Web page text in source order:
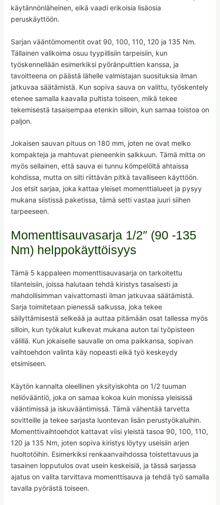
käytännönläheinen, eikä vaadi erikoisia lisäosia
peruskäyttöön.
Sarjan vääntömomentit ovat 90, 100, 110, 120 ja 135 Nm.
Tällainen valikoima osuu tyypillisiin tarpeisiin, kun
työskennellään esimerkiksi pyöränpulttien kanssa, ja
tavoitteena on päästä lähelle valmistajan suosituksia ilman
jatkuvaa säätämistä. Kun sopiva sauva on valittu, työskentely
etenee samalla kaavalla pultista toiseen, mikä tekee
tekemisestä tasaisempaa etenkin silloin, kun samaa toistoa on
paljon.
Jokaisen sauvan pituus on 180 mm, joten ne ovat melko
kompakteja ja mahtuvat pieneenkin salkkuun. Tämä mitta on
myös sellainen, että sauva ei tunnu kömpelöltä ahtaissa
kohdissa, mutta on silti riittävän pitkä tavalliseen käyttöön.
Jos etsit sarjaa, joka kattaa yleiset momenttialueet ja pysyy
mukana siistissä paketissa, tämä setti vastaa juuri siihen
tarpeeseen.
Momenttisauvasarja 1/2″ (90 -135
Nm) helppokäyttöisyys
Tämä 5 kappaleen momenttisauvasarja on tarkoitettu
tilanteisiin, joissa halutaan tehdä kiristys tasaisesti ja
mahdollisimman vaivattomasti ilman jatkuvaa säätämistä.
Sarja toimitetaan pienessä salkussa, joka tekee
säilyttämisestä selkeää ja auttaa pitämään osat tallessa myös
silloin, kun työkalut kulkevat mukana auton tai työpisteen
välillä. Kun jokaiselle sauvalle on oma paikkansa, sopivan
vaihtoehdon valinta käy nopeasti eikä työ keskeydy
etsimiseen.
Käytön kannalta oleellinen yksityiskohta on 1/2 tuuman
neliövääntiö, joka on samaa kokoa kuin monissa yleisissä
vääntimissä ja iskuvääntimissä. Tämä vähentää tarvetta
sovitteille ja tekee sarjasta luontevan lisän perustyökaluihin.
Momenttivaihtoehdot kattavat viisi yleistä tasoa 90, 100, 110,
120 ja 135 Nm, joten sopiva kiristys löytyy useisiin arjen
huoltotöihin. Esimerkiksi renkaanvaihdossa toistettavuus ja
tasainen lopputulos ovat usein keskeisiä, ja tässä sarjassa
ajatus on valita tarvittava momenttisauva ja tehdä työ samalla
tavalla pyörästä toiseen.